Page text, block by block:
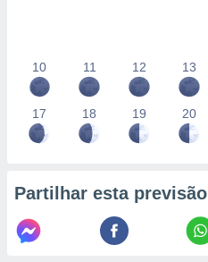
10 11 12 13
17 18 19 20
Partilhar esta previsão